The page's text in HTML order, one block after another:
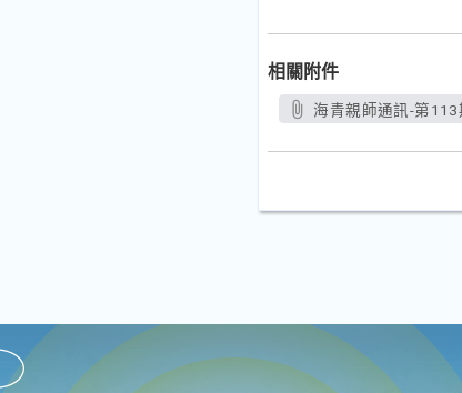
相關附件
海青親師通訊-第